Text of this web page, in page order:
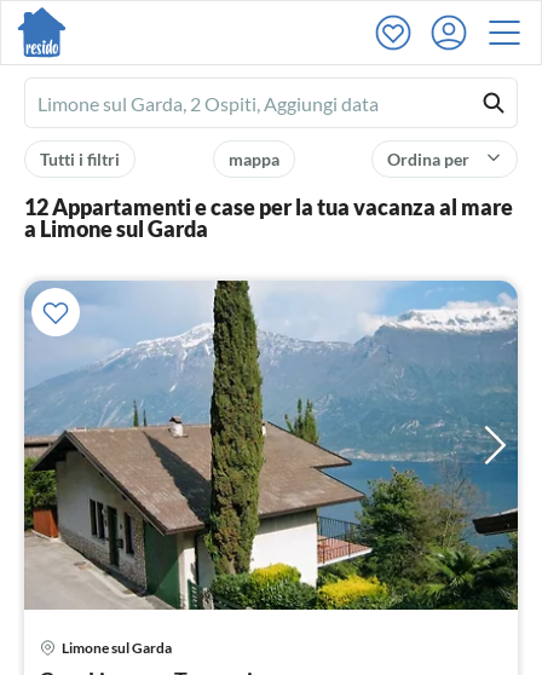
Ferienhausmiete
logo
Ordina per
mappa
Tutti i filtri
12 Appartamenti e case per la tua vacanza al mare
a Limone sul Garda
Limone sul Garda